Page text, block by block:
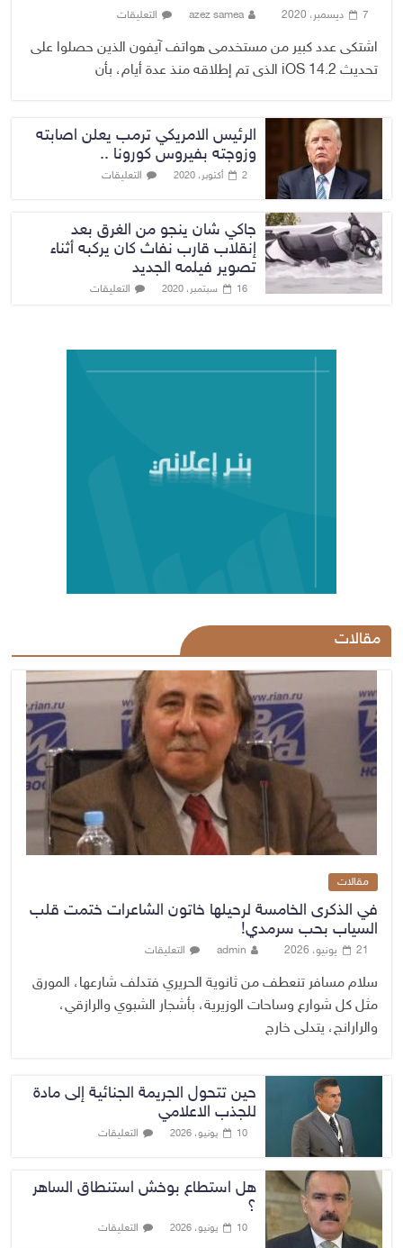
7 ديسمبر، 2020 azez samea التعليقات
اشتكى عدد كبير من مستخدمى هواتف آيفون الذين حصلوا على
تحديث iOS 14.2 الذى تم إطلاقه منذ عدة أيام، بأن
الرئيس الامريكي ترمب يعلن اصابته
وزوجته بفيروس كورونا ..
2 أكتوبر، 2020 التعليقات
جاكي شان ينجو من الغرق بعد
إنقلاب قارب نفاث كان يركبه أثناء
تصوير فيلمه الجديد
16 سبتمبر، 2020 التعليقات
مقالات
مقالات
في الذكرى الخامسة لرحيلها خاتون الشاعرات ختمت قلب
السياب بحب سرمدي!
21 يونيو، 2026 admin التعليقات
سلام مسافر تنعطف من ثانوية الحريري فتدلف شارعها، المورق
مثل كل شوارع وساحات الوزيرية، بأشجار الشبوي والرازقي،
والرارانج، يتدلى خارج
حين تتحول الجريمة الجنائية إلى مادة
للجذب الاعلامي
10 يونيو، 2026 التعليقات
هل استطاع بوخش استنطاق الساهر
؟
10 يونيو، 2026 التعليقات